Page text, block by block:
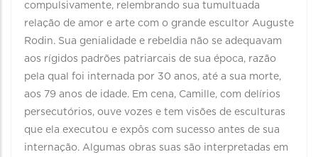
compulsivamente, relembrando sua tumultuada
relação de amor e arte com o grande escultor Auguste
Rodin. Sua genialidade e rebeldia não se adequavam
aos rígidos padrões patriarcais de sua época, razão
pela qual foi internada por 30 anos, até a sua morte,
aos 79 anos de idade. Em cena, Camille, com delírios
persecutórios, ouve vozes e tem visões de esculturas
que ela executou e expôs com sucesso antes de sua
internação. Algumas obras suas são interpretadas em